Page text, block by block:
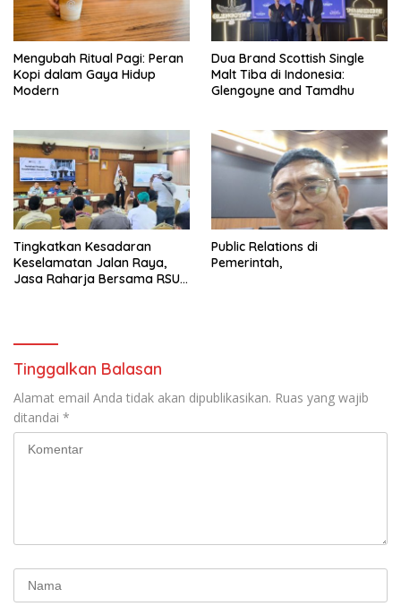
Mengubah Ritual Pagi: Peran
Kopi dalam Gaya Hidup
Modern
Dua Brand Scottish Single
Malt Tiba di Indonesia:
Glengoyne and Tamdhu
Tingkatkan Kesadaran
Keselamatan Jalan Raya,
Jasa Raharja Bersama RSU
Public Relations di
Pemerintah,
Tinggalkan Balasan
Alamat email Anda tidak akan dipublikasikan. Ruas yang wajib
ditandai *